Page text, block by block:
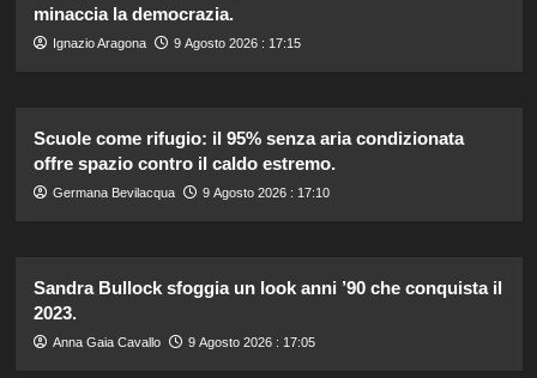
minaccia la democrazia.
Ignazio Aragona 9 Agosto 2026 : 17:15
Scuole come rifugio: il 95% senza aria condizionata
offre spazio contro il caldo estremo.
Germana Bevilacqua 9 Agosto 2026 : 17:10
Sandra Bullock sfoggia un look anni ’90 che conquista il
2023.
Anna Gaia Cavallo 9 Agosto 2026 : 17:05